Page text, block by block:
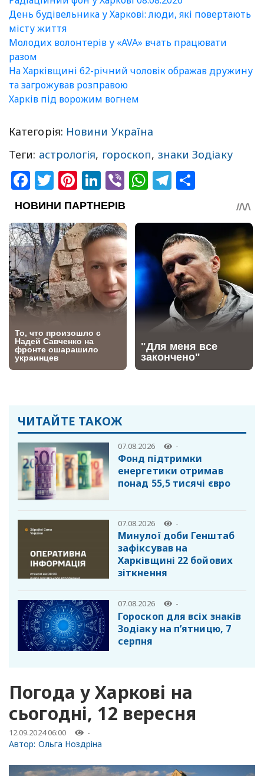
День будівельника у Харкові: люди, які повертають
місту життя
Молодих волонтерів у «AVA» вчать працювати
разом
На Харківщині 62-річний чоловік ображав дружину
та загрожував розправою
Харків під ворожим вогнем
Категорія: Новини Україна
Теги: астрологія, гороскоп, знаки Зодіаку
Facebook
Twitter
Pinterest
LinkedIn
ViberWhatsApp
Telegram
ЧИТАЙТЕ ТАКОЖ
07.08.2026 -
Фонд підтримки
енергетики отримав
понад 55,5 тисячі євро
07.08.2026 -
Минулої доби Генштаб
зафіксував на
Харківщині 22 бойових
зіткнення
07.08.2026 -
Гороскоп для всіх знаків
Зодіаку на п’ятницю, 7
серпня
Погода у Харкові на
сьогодні, 12 вересня
12.09.2024 06:00 -
Автор: Ольга Ноздріна